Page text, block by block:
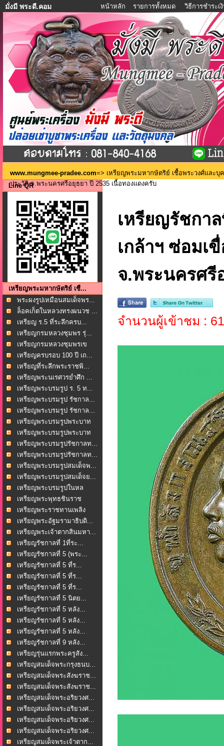
มั่งมี พระดี.คอม หน้าหลัก รายการทั้งหมด วิธีการชำระเ
www.mungmee-pradee.com=> เหรียญพระมหากษัตริย์ เชื้อพระวงศ์และ
ประวัติ จ.พระนครศรีอยุธยา ปี 2535 เนื้อทองแดงครับ
Line QR
เหรียญพระมหากษัตริย์ เชื...
พระผงรูปเหมือนสมเด็จพร...
ล็อคเก็ตในหลวงทรงผนวช ...
เหรียญ ร.5 ที่ระลึกครบ...
เหรียญกรมหลวงชุมพร รุ่...
เหรียญกรมหลวงชุมพรเข
ตอ...
เหรียญครบรอบ 100 ปี เถ...
เหรียญที่ระลึกพระราชพิ...
เหรียญพระนเรศวรย่ำศึก ...
เหรียญพระบรมรูป ร. 5 ท...
เหรียญพระบรมรูป รัชกาล...
เหรียญพระบรมรูป รัชกาล...
เหรียญพระบรมรูปพระบาท
ส...
เหรียญพระบรมรูปพระบาท
ส...
เหรียญพระบรมรูปรัชกาลท...
เหรียญพระบรมรูปรัชกาลท...
เหรียญพระบรมรูปสมเด็จพ...
เหรียญพระบรมรูปสมเด็จย...
เหรียญพระบรมรูปในหล
วงร...เหรียญพระพุทธชินราช
หล... เหรียญพระราชทานเพลิง
ศพ... เหรียญพระอัฐมรามาธิบดิ...
เหรียญพระเจ้าตากสินมหา...
เหรียญรัชกาลที่ 1ที่ระ...
เหรียญรัชกาลที่ 5 (พระ...
เหรียญรัชกาลที่ 5 ที่ร...
เหรียญรัชกาลที่ 5 ที่ร...
เหรียญรัชกาลที่ 5 ที่ร...
เหรียญรัชกาลที่ 5 นิตย...
เหรียญรัชกาลที่ 5 หลัง...
เหรียญรัชกาลที่ 5 หลัง...
เหรียญรัชกาลที่ 5 หลัง...
เหรียญรัชกาลที่ 9 หลัง...
เหรียญรุ่นแรกพระครูสัง...
เหรียญสมเด็จพระกรุงธนบ...
เหรียญสมเด็จพระสังฆราช...
เหรียญสมเด็จพระสังฆราช...
เหรียญสมเด็จพระอริยวงศ...
เหรียญสมเด็จพระอริยวงศ...
เหรียญสมเด็จพระอริยวงศ...
เหรียญสมเด็จพระอริยวงศ...
เหรียญสมเด็จพระเจ้าตาก...
เหรียญรัชกา
เกล้าฯ ซ่อมเ
จ.พระนครศรี
จำนวนผู้เข้าชม :